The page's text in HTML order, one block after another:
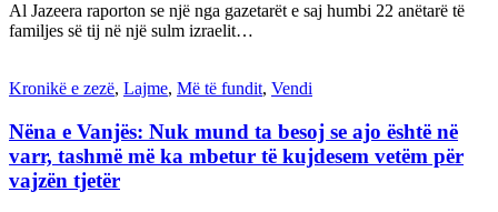
Al Jazeera raporton se një nga gazetarët e saj humbi 22 anëtarë të
familjes së tij në një sulm izraelit…
Kronikë e zezë, Lajme, Më të fundit, Vendi
Nëna e Vanjës: Nuk mund ta besoj se ajo është në
varr, tashmë më ka mbetur të kujdesem vetëm për
vajzën tjetër